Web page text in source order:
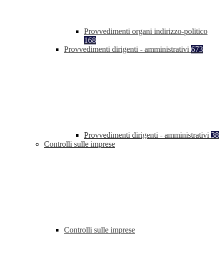
Provvedimenti organi indirizzo-politico
168
Provvedimenti dirigenti - amministrativi 673
Provvedimenti dirigenti - amministrativi 38
Controlli sulle imprese
Controlli sulle imprese